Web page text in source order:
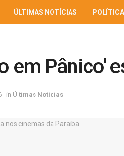
ÚLTIMAS NOTÍCIAS POLÍTICA
em Pânico'
in Últimas Notícias